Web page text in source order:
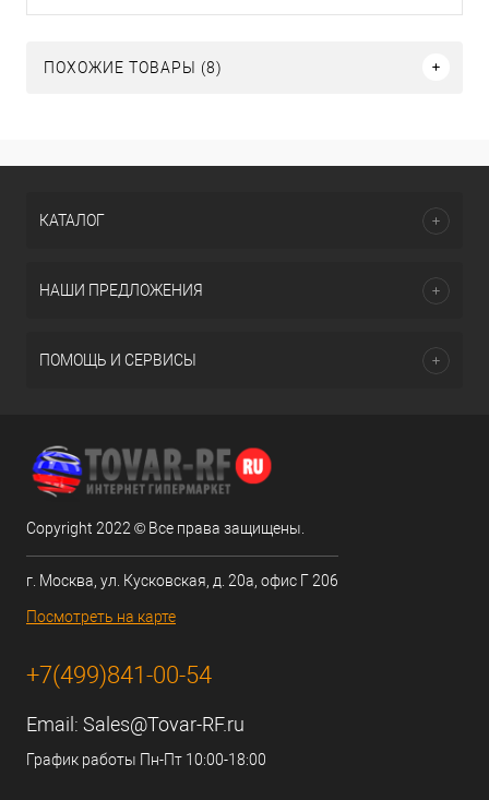
ПОХОЖИЕ ТОВАРЫ (8)
КАТАЛОГ
НАШИ ПРЕДЛОЖЕНИЯ
ПОМОЩЬ И СЕРВИСЫ
Copyright 2022 © Все права защищены.
г. Москва, ул. Кусковская, д. 20а, офис Г 206
Посмотреть на карте
+7(499)841-00-54
Email: Sales@Tovar-RF.ru
График работы Пн-Пт 10:00-18:00